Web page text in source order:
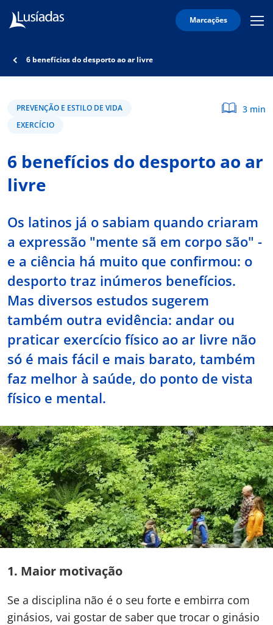
Marcações
Lusíadas
Hospitais
Corpo
Clínico
Acordos
Sport
a nós
EN
6 benefícios do desporto ao ar livre
PREVENÇÃO E ESTILO DE VIDA
EXERCÍCIO
3 min
6 benefícios do desporto ao ar
livre
Os latinos já o sabiam quando criaram
a expressão "mente sã em corpo são" -
e a ciência há muito que confirmou: o
desporto traz inúmeros benefícios.
Mas diversos estudos sugerem
também outra evidência: andar ou
praticar exercício físico ao ar livre não
só é mais fácil e mais barato, também
faz melhor à saúde, do ponto de vista
físico e mental.
1. Maior motivação
Se a disciplina não é o seu forte e embirra com
ginásios, vai gostar de saber que trocar o ginásio